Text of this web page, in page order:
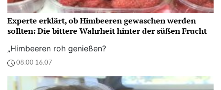
Experte erklärt, ob Himbeeren gewaschen werden
sollten: Die bittere Wahrheit hinter der süßen Frucht
„Himbeeren roh genießen?
08:00 16.07